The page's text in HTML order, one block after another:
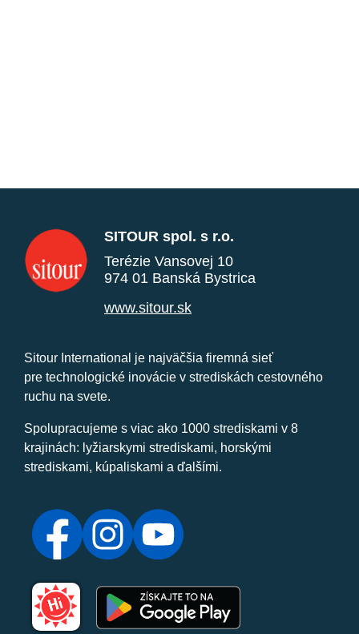
SITOUR spol. s r.o.
Terézie Vansovej 10
974 01 Banská Bystrica
www.sitour.sk
Sitour International je najväčšia firemná sieť
pre technologické inovácie v strediskách cestovného
ruchu na svete.
Spolupracujeme s viac ako 1000 strediskami v 8
krajinách: lyžiarskymi strediskami, horskými
strediskami, kúpaliskami a ďalšími.